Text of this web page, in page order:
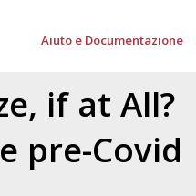
Aiuto e Documentazione
if at All?
pre-Covid